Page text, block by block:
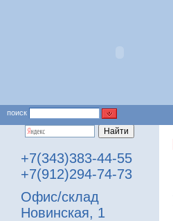
поиск
+7(343)383-44-55
+7(912)294-74-73
Офис/склад
Новинская, 1